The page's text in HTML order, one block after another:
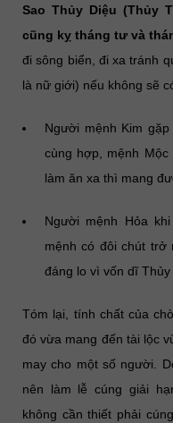
Sao Thủy Diệu (Thủy
cũng kỵ tháng tư và
đi sông biển, đi xa tránh
là nữ giới) nếu không sẽ
Người mệnh Kim
cùng hợp, mệnh
làm ăn xa thì mang
Người mệnh Hỏa
mệnh có đôi chút trở
đáng lo vì vốn dĩ
Tóm lại, tính chất của
đó vừa mang đến tài lộc
may cho một số người.
nên làm lễ cúng giải
không cần thiết phải